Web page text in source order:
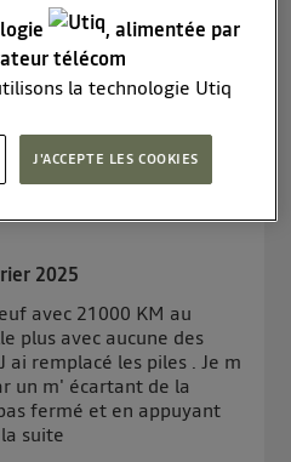
2025
avec 21000 KM au
plus avec aucune des
ai remplacé les piles . Je m
un m' écartant de la
fermé et en appuyant
suite
, alimentée par
télécom
la technologie Utiq
et liées à votre
que vous consentez sur
site).
en vous offrant choix et
créé par votre opérateur
IP et une référence
(ex : votre numéro de
J'ACCEPTE LES COOKIES